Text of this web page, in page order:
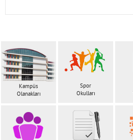
Kampüs
Olanakları
Spor
Okulları